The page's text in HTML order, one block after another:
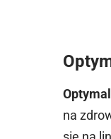
na